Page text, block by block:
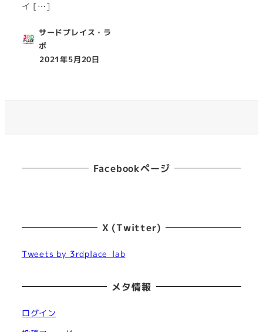
イ […]
サードプレイス・ラ
ボ
投稿日
2021年5月20日
Facebookページ
X (Twitter)
Tweets by 3rdplace_lab
メタ情報
ログイン